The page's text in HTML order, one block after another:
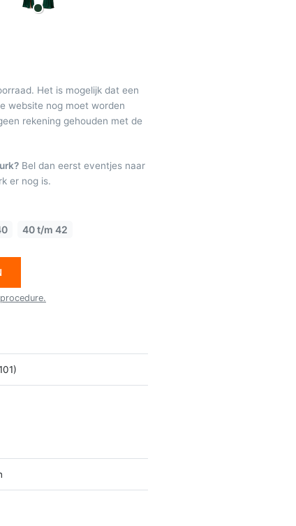
Het is mogelijk dat een
website nog moet worden
rekening gehouden met de
Bel dan eerst eventjes naar
er nog is.
40 t/m 42